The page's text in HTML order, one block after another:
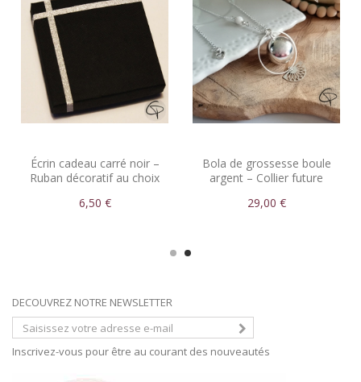
Écrin cadeau carré noir –
Ruban décoratif au choix
6,50 €
Bola de grossesse boule
argent – Collier future
29,00 €
DECOUVREZ NOTRE NEWSLETTER
Inscrivez-vous pour être au courant des nouveautés